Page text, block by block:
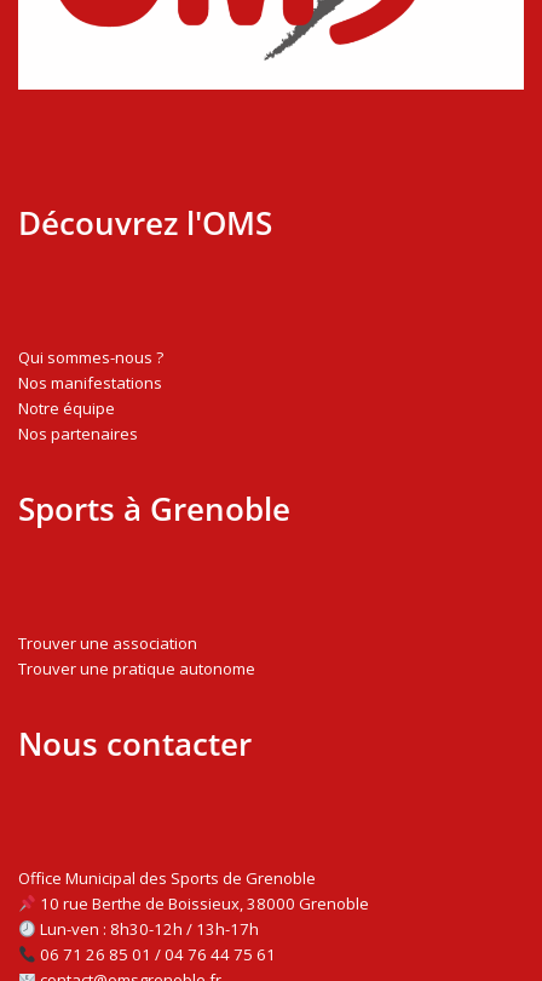
Découvrez l'OMS
Qui sommes-nous ?
Nos manifestations
Notre équipe
Nos partenaires
Sports à Grenoble
Trouver une association
Trouver une pratique autonome
Nous contacter
Office Municipal des Sports de Grenoble
10 rue Berthe de Boissieux, 38000 Grenoble
Lun-ven : 8h30-12h / 13h-17h
06 71 26 85 01 / 04 76 44 75 61